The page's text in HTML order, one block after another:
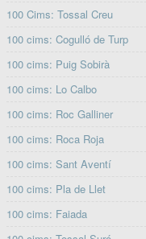
100 Cims: Tossal Creu
100 cims: Cogulló de Turp
100 cims: Puig Sobirà
100 cims: Lo Calbo
100 cims: Roc Galliner
100 cims: Roca Roja
100 cims: Sant Aventí
100 cims: Pla de Llet
100 cims: Faiada